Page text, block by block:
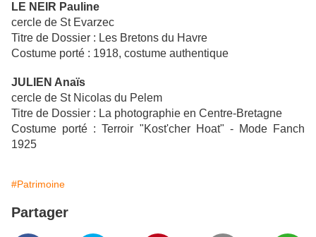
LE NEIR Pauline
cercle de St Evarzec
Titre de Dossier : Les Bretons du Havre
Costume porté : 1918, costume authentique
JULIEN Anaïs
cercle de St Nicolas du Pelem
Titre de Dossier : La photographie en Centre-Bretagne
Costume porté : Terroir "Kost'cher Hoat" - Mode Fanch
1925
#Patrimoine
Partager